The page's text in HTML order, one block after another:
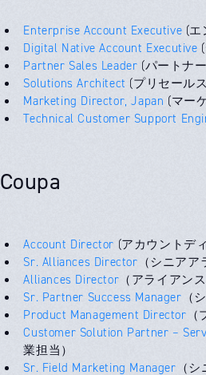
Enterprise Account Executive (エ
Digital Native Account Executive
Partner Sales Leader (パートナ
Solutions Architect (プリセール
Marketing Director, Japan (マー
Technical Customer Support
Coupa
Account Director (アカウントデ
Sr. Alliances Director （シニア
Alliances Director （アライアン
Sr. Partner Success Manager （
Product Management Director
Customer Solution Partner –
業担当）
Sr. Field Marketing Manager （